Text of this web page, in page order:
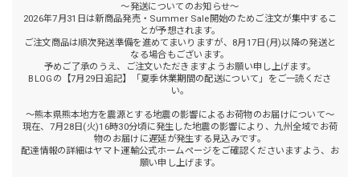
～発送についてのお知らせ～
2026年7月31日は新商品発売・Summer Sale開始のためご注文が集中するこ
とが予想されます。
ご注文商品は順次発送準備を進めてまいりますが、8月17日(月)以降の発送と
なる場合もございます。
予めご了承のうえ、ご注文いただきますようお願い申し上げます。
BLOGの【7月29日追記】「夏季休業期間の配送について」をご一読くださ
い。
～熊本県熊本地方を震源とする地震の影響によるお荷物のお届けについて～
現在、7月28日(火)16時30分頃に発生した地震の影響により、九州全域でお荷
物のお届けに遅延が発生する見込みです。
配達情報の詳細はヤマト運輸公式ホームページをご確認くださいますよう、お
願い申し上げます。